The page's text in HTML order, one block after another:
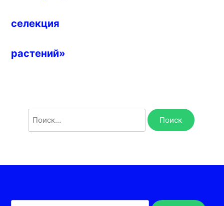
селекция
растений»
Найти: